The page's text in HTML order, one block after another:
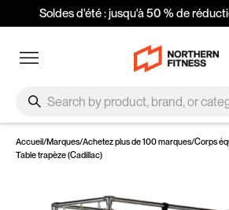
Passer au contenuSoldes d'été : jusqu'à 50 % de
Recherche
Accueil/Marques/Achetez plus de 100 marques/Corps
Table trapèze (Cadillac)